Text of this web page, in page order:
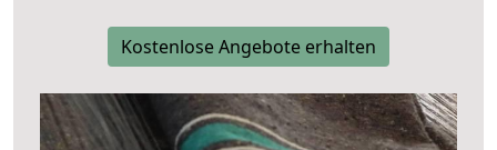
Kostenlose Angebote erhalten